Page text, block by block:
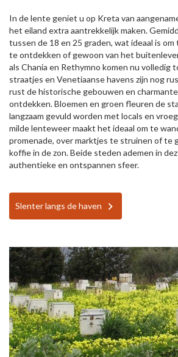
In de lente geniet u op Kreta van
het eiland extra aantrekkelijk maken.
tussen de 18 en 25 graden, wat ideaal is
te ontdekken of gewoon van het
als Chania en Rethymno komen nu volledig
straatjes en Venetiaanse havens zijn nog
rust de historische gebouwen en
ontdekken. Bloemen en groen fleuren de
langzaam gevuld worden met locals en
milde lenteweer maakt het ideaal om te
promenade, over marktjes te struinen of te
koffie in de zon. Beide steden ademen in
authentieke en ontspannen sfeer.
Slenter langs de haven